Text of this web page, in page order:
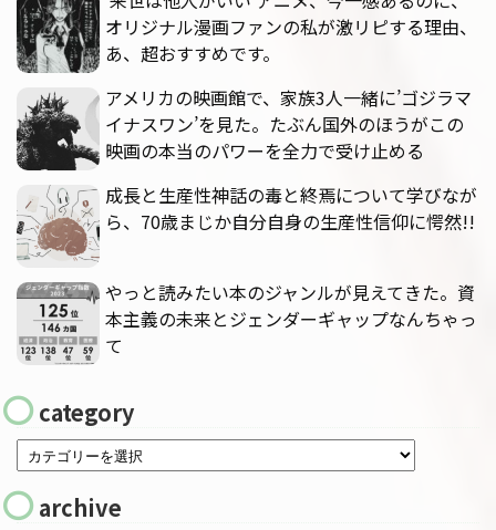
オリジナル漫画ファンの私が激リピする理由、
あ、超おすすめです。
アメリカの映画館で、家族3人一緒に’ゴジラマ
イナスワン’を見た。たぶん国外のほうがこの
映画の本当のパワーを全力で受け止める
成長と生産性神話の毒と終焉について学びなが
ら、70歳まじか自分自身の生産性信仰に愕然!!
やっと読みたい本のジャンルが見えてきた。資
本主義の未来とジェンダーギャップなんちゃっ
て
category
archive